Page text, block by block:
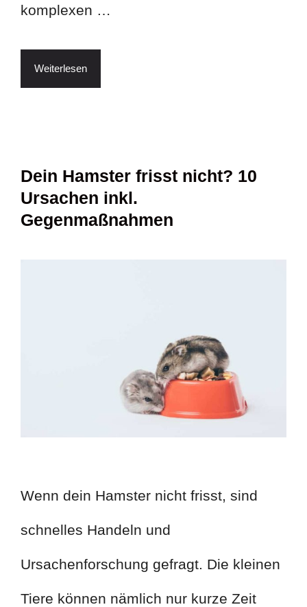
komplexen …
Weiterlesen
Dein Hamster frisst nicht? 10
Ursachen inkl.
Gegenmaßnahmen
Wenn dein Hamster nicht frisst, sind
schnelles Handeln und
Ursachenforschung gefragt. Die kleinen
Tiere können nämlich nur kurze Zeit